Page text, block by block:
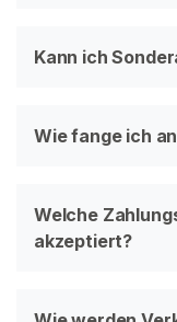
Kann ich
Wie fange ich
Welche
akzeptiert?